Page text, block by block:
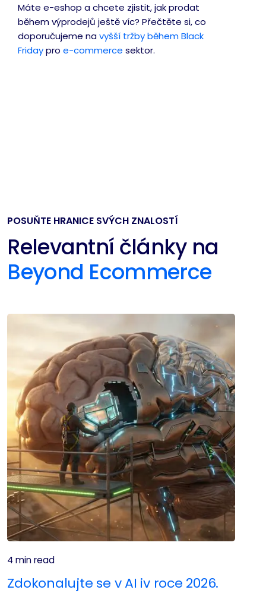
Máte e-eshop a chcete zjistit, jak prodat
během výprodejů ještě víc? Přečtěte si, co
doporučujeme navyšší tržby během Black
Fridayproe-commerce sektor.
POSUŇTE HRANICE SVÝCH ZNALOSTÍ
Relevantní články na
Beyond Ecommerce
4 min read
Zdokonalujte se v AI iv roce 2026.